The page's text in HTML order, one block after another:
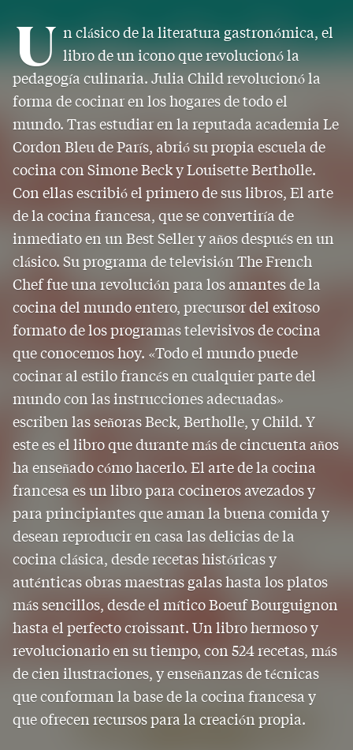
U n clásico de la literatura gastronómica, el
libro de un icono que revolucionó la
pedagogía culinaria. Julia Child revolucionó la
forma de cocinar en los hogares de todo el
mundo. Tras estudiar en la reputada academia Le
Cordon Bleu de París, abrió su propia escuela de
cocina con Simone Beck y Louisette Bertholle.
Con ellas escribió el primero de sus libros, El arte
de la cocina francesa, que se convertiría de
inmediato en un Best Seller y años después en un
clásico. Su programa de televisión The French
Chef fue una revolución para los amantes de la
cocina del mundo entero, precursor del exitoso
formato de los programas televisivos de cocina
que conocemos hoy. «Todo el mundo puede
cocinar al estilo francés en cualquier parte del
mundo con las instrucciones adecuadas»
escriben las señoras Beck, Bertholle, y Child. Y
este es el libro que durante más de cincuenta años
ha enseñado cómo hacerlo. El arte de la cocina
francesa es un libro para cocineros avezados y
para principiantes que aman la buena comida y
desean reproducir en casa las delicias de la
cocina clásica, desde recetas históricas y
auténticas obras maestras galas hasta los platos
más sencillos, desde el mítico Boeuf Bourguignon
hasta el perfecto croissant. Un libro hermoso y
revolucionario en su tiempo, con 524 recetas, más
de cien ilustraciones, y enseñanzas de técnicas
que conforman la base de la cocina francesa y
que ofrecen recursos para la creación propia.